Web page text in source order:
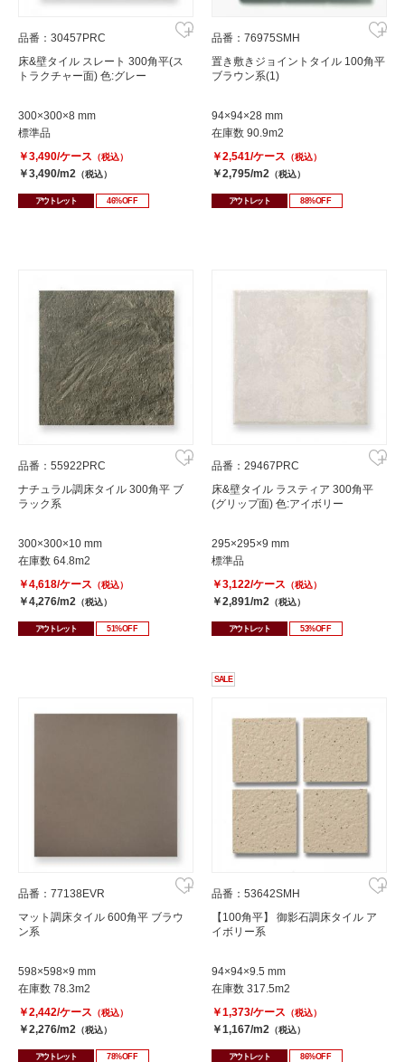
品番：30457PRC
床&壁タイル スレート 300角平(ス
トラクチャー面) 色:グレー
300×300×8 mm
標準品
￥3,490/ケース （税込）
￥3,490/m2 （税込）
アウトレット 46%OFF
品番：76975SMH
置き敷きジョイントタイル 100角平
ブラウン系(1)
94×94×28 mm
在庫数 90.9m2
￥2,541/ケース （税込）
￥2,795/m2 （税込）
アウトレット 88%OFF
品番：55922PRC
ナチュラル調床タイル 300角平 ブ
ラック系
300×300×10 mm
在庫数 64.8m2
￥4,618/ケース （税込）
￥4,276/m2 （税込）
アウトレット 51%OFF
品番：29467PRC
床&壁タイル ラスティア 300角平
(グリップ面) 色:アイボリー
295×295×9 mm
標準品
￥3,122/ケース （税込）
￥2,891/m2 （税込）
アウトレット 53%OFF
品番：77138EVR
マット調床タイル 600角平 ブラウ
ン系
598×598×9 mm
在庫数 78.3m2
￥2,442/ケース （税込）
￥2,276/m2 （税込）
アウトレット 78%OFF
SALE
品番：53642SMH
【100角平】 御影石調床タイル ア
イボリー系
94×94×9.5 mm
在庫数 317.5m2
￥1,373/ケース （税込）
￥1,167/m2 （税込）
アウトレット 86%OFF